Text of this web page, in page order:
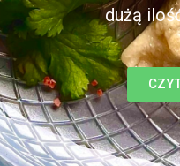
dużą